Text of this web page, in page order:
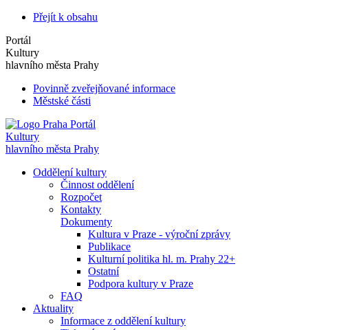
Přejít k obsahu
Portál
Kultury
hlavního města Prahy
Povinně zveřejňované informace
Městské části
Portál
Kultury
hlavního města Prahy
Oddělení kultury
Činnost oddělení
Rozpočet
Kontakty
Dokumenty
Kultura v Praze - výroční zprávy
Publikace
Kulturní politika hl. m. Prahy 22+
Ostatní
Podpora kultury v Praze
FAQ
Aktuality
Informace z oddělení kultury